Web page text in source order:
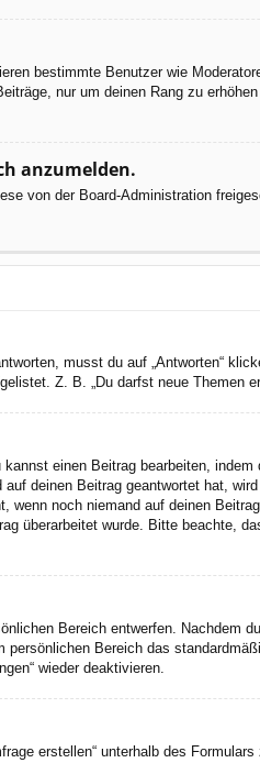
bestimmte Benutzer wie
nur um deinen Rang zu
anzumelden.
von der Board-Administration
musst du auf „Antworten“
Z. B. „Du darfst neue Themen
einen Beitrag bearbeiten,
deinen Beitrag geantwortet hat,
noch niemand auf deinen
überarbeitet wurde. Bitte beachte,
Bereich entwerfen. Nachdem
Bereich das
wieder deaktivieren.
erstellen“ unterhalb des